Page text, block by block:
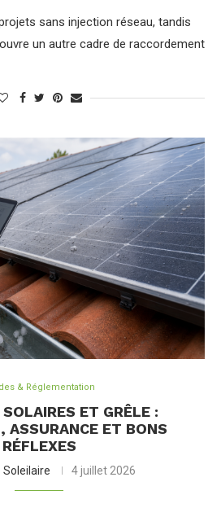
sans injection réseau, tandis
un autre cadre de raccordement
& Réglementation
ET GRÊLE :
ASSURANCE ET BONS
RÉFLEXES
Soleilaire 4 juillet 2026